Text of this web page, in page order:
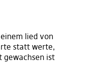
lied von
statt werte,
gewachsen ist